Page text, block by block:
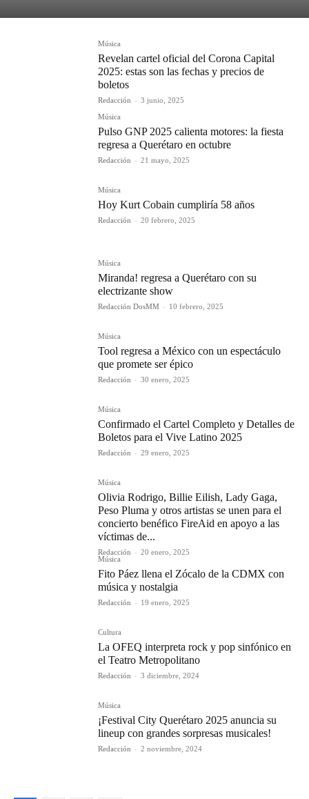
Música
Revelan cartel oficial del Corona Capital
2025: estas son las fechas y precios de
boletos
Redacción - 3 junio, 2025
Música
Pulso GNP 2025 calienta motores: la fiesta
regresa a Querétaro en octubre
Redacción - 21 mayo, 2025
Música
Hoy Kurt Cobain cumpliría 58 años
Redacción - 20 febrero, 2025
Música
Miranda! regresa a Querétaro con su
electrizante show
Redacción DosMM - 10 febrero, 2025
Música
Tool regresa a México con un espectáculo
que promete ser épico
Redacción - 30 enero, 2025
Música
Confirmado el Cartel Completo y Detalles de
Boletos para el Vive Latino 2025
Redacción - 29 enero, 2025
Música
Olivia Rodrigo, Billie Eilish, Lady Gaga,
Peso Pluma y otros artistas se unen para el
concierto benéfico FireAid en apoyo a las
víctimas de...
Redacción - 20 enero, 2025
Música
Fito Páez llena el Zócalo de la CDMX con
música y nostalgia
Redacción - 19 enero, 2025
Cultura
La OFEQ interpreta rock y pop sinfónico en
el Teatro Metropolitano
Redacción - 3 diciembre, 2024
Música
¡Festival City Querétaro 2025 anuncia su
lineup con grandes sorpresas musicales!
Redacción - 2 noviembre, 2024